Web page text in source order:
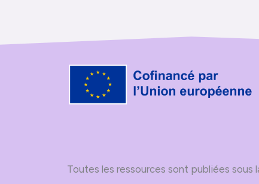
Toutes les ressources sont publiées sous